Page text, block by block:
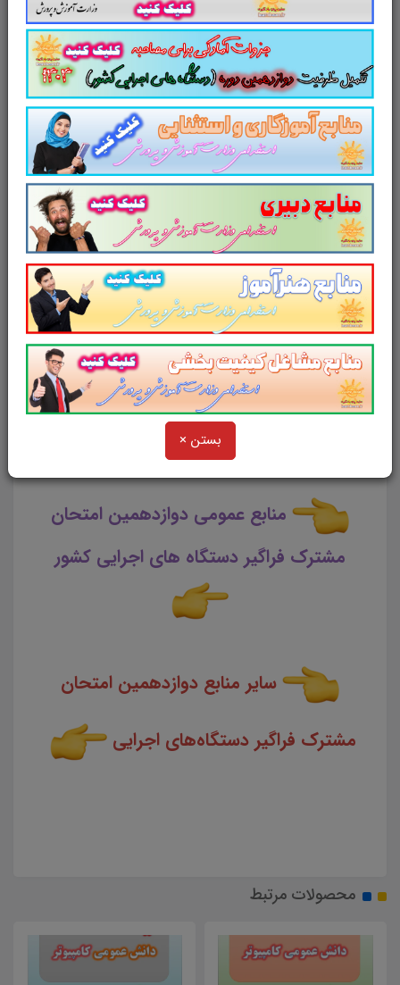
بستن ×
سال ۱۴۰4 را برای داوطلبین این آزمون به شرح
ذیل اعلام می دارد.
لینک دانلود
منابع تخصصی و
اختصاصی حسابرسوزارت اقتصاد و
دارایی(به زودی)
تست منابع عمومی دوازدهمین
امتحان مشترک فراگیر دستگاه های اجرایی
کشور
منابع عمومی دوازدهمین امتحان
مشترک فراگیر دستگاه های اجرایی کشور
سایر منابع دوازدهمین امتحان
مشترک فراگیر دستگاه‌های اجرایی
محصولات مرتبط